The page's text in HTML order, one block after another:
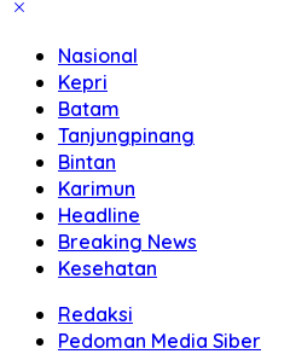
Nasional
Kepri
Batam
Tanjungpinang
Bintan
Karimun
Headline
Breaking News
Kesehatan
Redaksi
Pedoman Media Siber